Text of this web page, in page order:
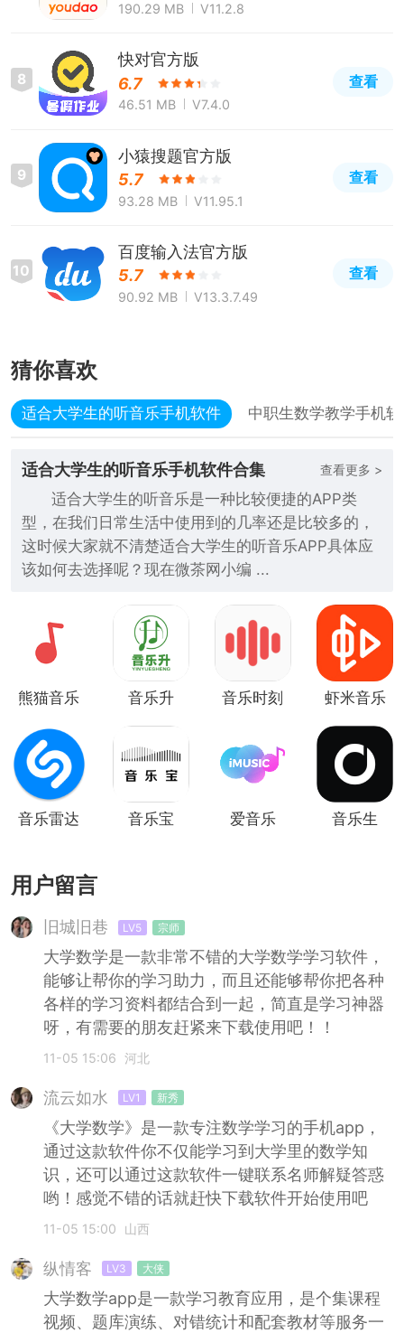
190.29 MB V11.2.8
8
快对官方版
6.7
46.51 MB V7.4.0
查看
9
小猿搜题官方版
5.7
93.28 MB V11.95.1
查看
10
百度输入法官方版
5.7
90.92 MB V13.3.7.49
查看
猜你喜欢
适合大学生的听音乐手机软件 中职生数学教学手机
适合大学生的听音乐手机软件合集 查看更多 >
适合大学生的听音乐是一种比较便捷的APP类
型，在我们日常生活中使用到的几率还是比较多的，
这时候大家就不清楚适合大学生的听音乐APP具体应
该如何去选择呢？现在微茶网小编 ...
熊猫音乐
损音乐)
音乐升 音乐时刻 虾米音乐
音乐雷达 音乐宝 爱音乐 音乐生
用户留言
旧城旧巷 LV5 宗师
大学数学是一款非常不错的大学数学学习软件，
能够让帮你的学习助力，而且还能够帮你把各种
各样的学习资料都结合到一起，简直是学习神器
呀，有需要的朋友赶紧来下载使用吧！！
11-05 15:06 河北
流云如水 LV1 新秀
《大学数学》是一款专注数学学习的手机app，
通过这款软件你不仅能学习到大学里的数学知
识，还可以通过这款软件一键联系名师解疑答惑
哟！感觉不错的话就赶快下载软件开始使用吧
11-05 15:00 山西
纵情客 LV3 大侠
大学数学app是一款学习教育应用，是个集课程
视频、题库演练、对错统计和配套教材等服务一